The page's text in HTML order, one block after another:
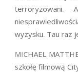
wyzysku. Tau raz
MICHAEL
szkołę filmową